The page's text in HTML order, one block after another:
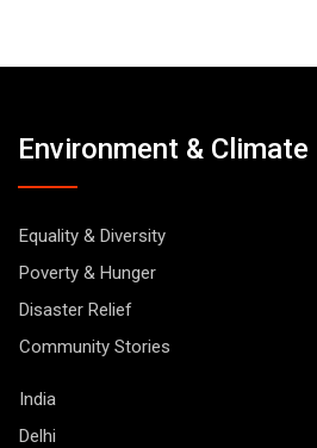
Environment & Climate
Equality & Diversity
Poverty & Hunger
Disaster Relief
Community Stories
India
Delhi